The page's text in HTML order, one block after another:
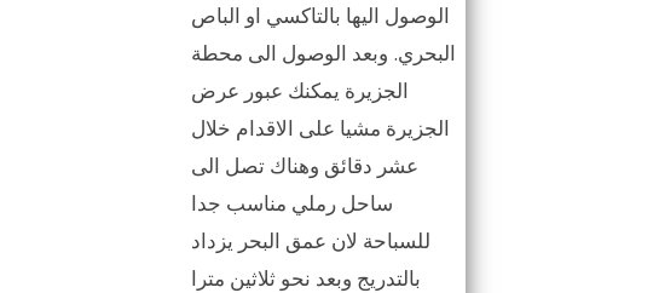
الوصول اليها بالتاكسي او الباص
البحري. وبعد الوصول الى محطة
الجزيرة يمكنك عبور عرض
الجزيرة مشيا على الاقدام خلال
عشر دقائق وهناك تصل الى
ساحل رملي مناسب جدا
للسباحة لان عمق البحر يزداد
بالتدريج وبعد نحو ثلاثين مترا